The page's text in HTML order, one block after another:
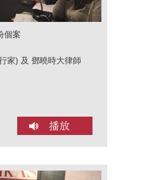
個案
家) 及 鄧曉時大律師